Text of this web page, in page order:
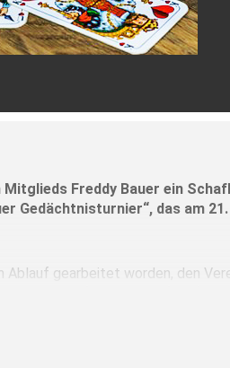
Mitglieds Freddy Bauer ein
Gedächtnisturnier“, das am
Ablauf gearbeitet worden, den
Tischpreise und